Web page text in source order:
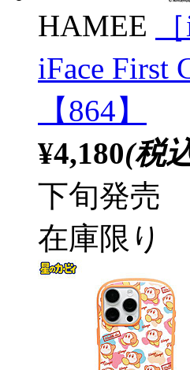
HAMEE
iFace First
【864】
¥4,180(税
下旬発売
在庫限り